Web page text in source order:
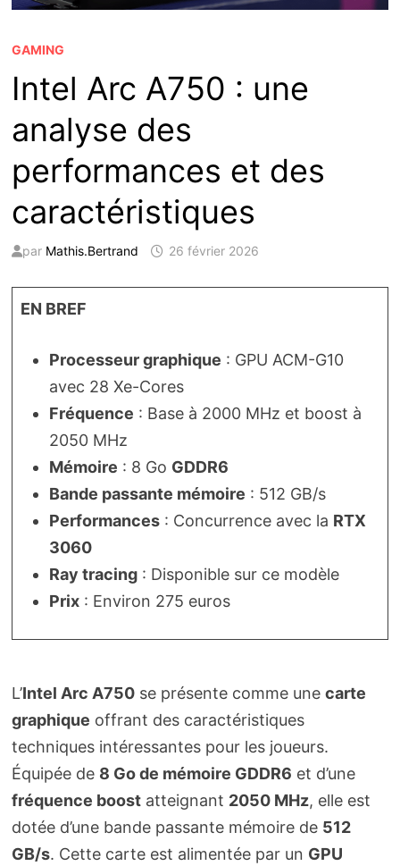
GAMING
Intel Arc A750 : une
analyse des
performances et des
caractéristiques
par Mathis.Bertrand 26 février 2026
EN BREF
Processeur graphique : GPU ACM-G10
avec 28 Xe-Cores
Fréquence : Base à 2000 MHz et boost à
2050 MHz
Mémoire : 8 Go GDDR6
Bande passante mémoire : 512 GB/s
Performances: Concurrence avec la RTX
3060
Ray tracing: Disponible sur ce modèle
Prix: Environ 275 euros
L’Intel Arc A750se présente comme une carte
graphique offrant des caractéristiques
techniques intéressantes pour les joueurs.
Équipée de 8 Go de mémoire GDDR6 et d’une
fréquence boostatteignant 2050 MHz, elle est
dotée d’une bande passante mémoire de 512
GB/s. Cette carte est alimentée par un GPU